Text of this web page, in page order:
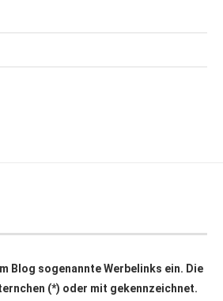
Blog sogenannte Werbelinks ein. Die
(*) oder mit gekennzeichnet.